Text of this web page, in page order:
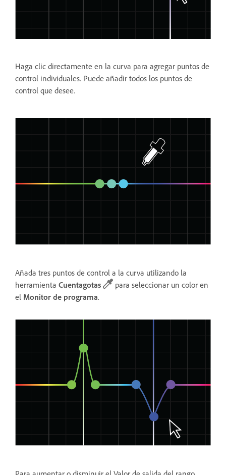
Haga clic directamente en la curva para agregar puntos de
control individuales. Puede añadir todos los puntos de
control que desee.
Añada tres puntos de control a la curva utilizando la
herramienta Cuentagotas
para seleccionar un color en
el Monitor de programa.